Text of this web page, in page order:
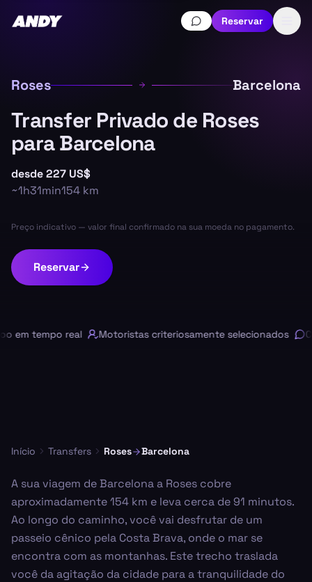
Reservar
Roses Barcelona
Transfer Privado de Roses
para Barcelona
desde227 US$
~1h31min154 km
Preço indicativo — valor final confirmado na sua moeda no pagamento.
Reservar
em tempo real Motoristas criteriosamente selecionados
Início Transfers Roses Barcelona
A sua viagem de Barcelona a Roses cobre
aproximadamente 154 km e leva cerca de 91 minutos.
Ao longo do caminho, você vai desfrutar de um
passeio cênico pela Costa Brava, onde o mar se
encontra com as montanhas. Este trecho traslada
você da agitação da cidade para a tranquilidade do